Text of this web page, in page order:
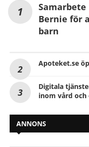
Samarbete
Bernie för
barn
Apoteket.se
Digitala
inom vård och
ANNONS